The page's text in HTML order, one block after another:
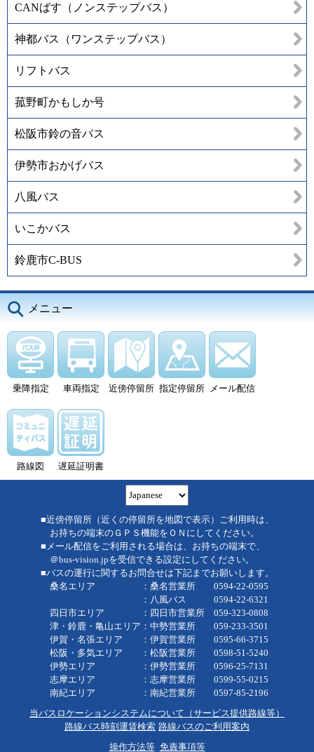
CANばす（ノンステップバス）
神都バス（ワンステップバス）
リフトバス
菰野町かもしか号
松阪市鈴の音バス
伊勢市おかげバス
八風バス
いこかバス
鈴鹿市C-BUS
メニュー
乗降指定 車両指定 近傍停留所 指定停留所 メール配信
路線図 遅延証明書
■近傍停留所（近くの停留所を地図で表示）ご利用時は、
お持ちの端末のＧＰＳ機能をＯＮにしてください。
■メール配信をご利用される場合は、お持ちの端末で、
＠bus-vision.jpを受信できる設定にしてください。
■バスの運行に関するお問合せは下記までお願いします。
桑名エリア ：桑名営業所 0594-22-0595
：八風バス 0594-22-6321
四日市エリア ：四日市営業所 059-323-0808
津・鈴鹿・亀山エリア：中勢営業所 059-233-3501
伊賀・名張エリア ：伊賀営業所 0595-66-3715
松阪・多気エリア ：松阪営業所 0598-51-5240
伊勢エリア ：伊勢営業所 0596-25-7131
志摩エリア ：志摩営業所 0599-55-0215
南紀エリア ：南紀営業所 0597-85-2196
当バスロケーションシステムについて（サービス提供路線等）
路線バス時刻運賃検索 路線バスのご利用案内
操作方法等 免責事項等